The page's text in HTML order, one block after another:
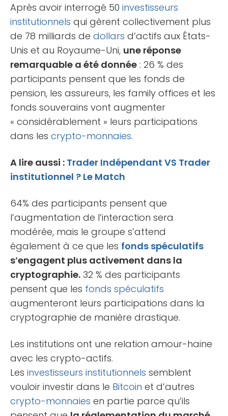
Après avoir interrogé 50 investisseurs
institutionnels qui gèrent collectivement plus
de 78 milliards de dollars d’actifs aux États-
Unis et au Royaume-Uni, une réponse
remarquable a été donnée : 26 % des
participants pensent que les fonds de
pension, les assureurs, les family offices et les
fonds souverains vont augmenter
« considérablement » leurs participations
dans les crypto-monnaies.
A lire aussi : Trader Indépendant VS Trader
institutionnel ? Le Match
64% des participants pensent que
l’augmentation de l’interaction sera
modérée, mais le groupe s’attend
également à ce que les fonds spéculatifs
s’engagent plus activement dans la
cryptographie. 32 % des participants
pensent que les fonds spéculatifs
augmenteront leurs participations dans la
cryptographie de manière drastique.
Les institutions ont une relation amour-haine
avec les crypto-actifs.
Les investisseurs institutionnels semblent
vouloir investir dans le Bitcoin et d’autres
crypto-monnaies en partie parce qu’ils